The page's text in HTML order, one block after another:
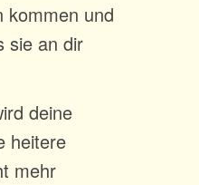
kommen und
sie an dir
deine
heitere
mehr